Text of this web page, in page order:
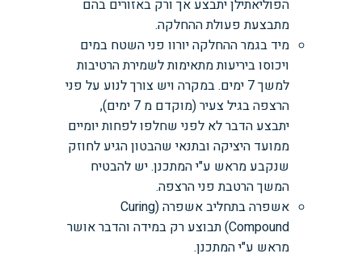
הפוליאתילן יתבצע אך ורק באזורים בהם
מתבצעת פעולת ההחלקה.
מיד בגמר ההחלקה יורוו פני השטח במים
ויכוסו ביריעות מתאימות לשמירת הרטיבות
למשך 7 ימים. במקרה ויש צורך לנוע על פני
הרצפה בגיל צעיר (מוקדם מ 7 ימים),
יתבצע הדבר לא לפני שחלפו לפחות יומיים
ממועד היציקה ובתנאי שהבטון הגיע לחוזק
שנקבע מראש ע"י המתכנן. יש להבטיח
המשך הרטבת פני הרצפה.
אשפרה בתחליב אשפרה (Curing
Compound) תבוצע רק במידה והדבר אושר
מראש ע"י המתכנן.